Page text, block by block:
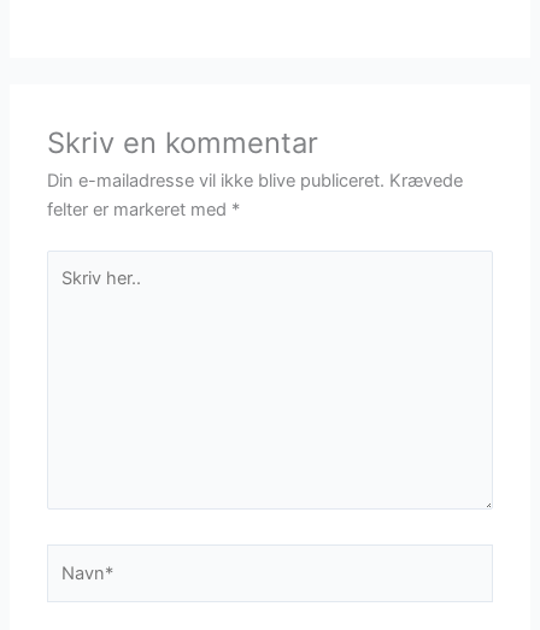
Skriv en kommentar
Din e-mailadresse vil ikke blive publiceret. Krævede
felter er markeret med *